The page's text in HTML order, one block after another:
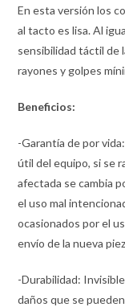
En esta versión los
al tacto es lisa. Al
sensibilidad táctil de
rayones y golpes
Beneficios:
-Garantía de por
útil del equipo, si se
afectada se cambia
el uso mal
ocasionados por el
envío de la nueva
-Durabilidad:
daños que se